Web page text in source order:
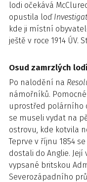
lodi očekává
opustila loď
kde ji místní
ještě v roce 1914 ÚV.
Osud zamrzlých
Po nalodění na
námořníků.
uprostřed polárního
se museli vydat na
ostrovu, kde kotvila
Teprve v říjnu 1854
dostali do Anglie.
vypsané britskou
Severozápadního